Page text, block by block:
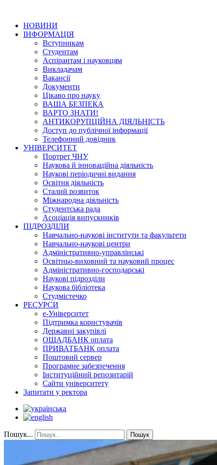
НОВИНИ
ІНФОРМАЦІЯ
Вступникам
Студентам
Аспірантам і науковцям
Викладачам
Вакансії
Документи
Цікаво про науку
ВАША БЕЗПЕКА
ВАРТО ЗНАТИ!
АНТИКОРУПЦІЙНА ДІЯЛЬНІСТЬ
Доступ до публічної інформації
Телефонний довідник
УНІВЕРСИТЕТ
Портрет ЧНУ
Наукова й інноваційна діяльність
Наукові періодичні видання
Освітня діяльність
Сталий розвиток
Міжнародна діяльність
Студентська рада
Асоціація випускників
ПІДРОЗДІЛИ
Навчально-наукові інститути та факультети
Навчально-наукові центри
Адміністративно-управлінські
Освітньо-виховний та науковий процес
Адміністративно-господарські
Наукові підрозділи
Наукова бібліотека
Студмістечко
РЕСУРСИ
е-Університет
Підтримка користувачів
Державні закупівлі
ОЩАДБАНК оплата
ПРИВАТБАНК оплата
Поштовий сервер
Програмне забезпечення
Інституційний репозитарій
Сайти університету
Запитати у ректора
Пошук... Пошук